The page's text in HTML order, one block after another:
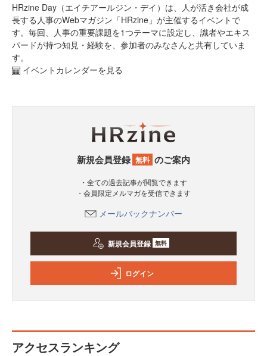
HRzine Day（エイチアールジン・デイ）は、人が活き会社が成
長する人事のWebマガジン「HRzine」が主催するイベントで
す。毎回、人事の重要課題を1つテーマに設定し、識者やエキス
パードが持つ知見・経験を、参加者のみなさんと共有していま
す。
イベントカレンダーを見る
新規会員登録 無料 のご案内
・全ての過去記事が閲覧できます
・会員限定メルマガを受信できます
メールバックナンバー
新規会員登録 無料
ログイン
アクセスランキング